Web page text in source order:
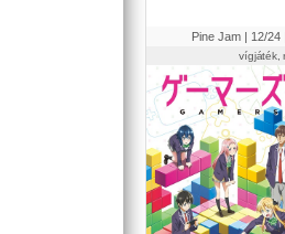
Pine Jam | 12/24
vígjáték,